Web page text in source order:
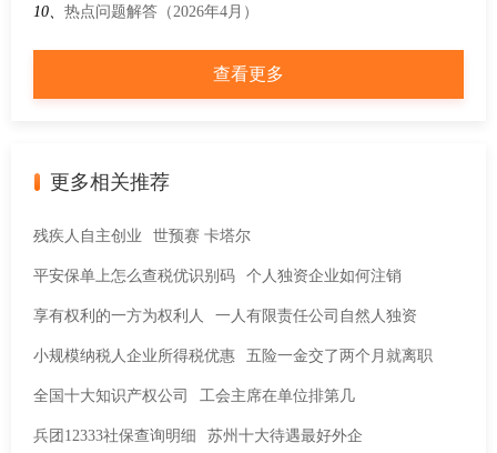
人继续抵扣？
更正？
10、 热点问题解答（2026年4月）
查看更多
更多相关推荐
残疾人自主创业 世预赛 卡塔尔
平安保单上怎么查税优识别码 个人独资企业如何注销
享有权利的一方为权利人 一人有限责任公司自然人独资
小规模纳税人企业所得税优惠 五险一金交了两个月就离职
全国十大知识产权公司 工会主席在单位排第几
兵团12333社保查询明细 苏州十大待遇最好外企